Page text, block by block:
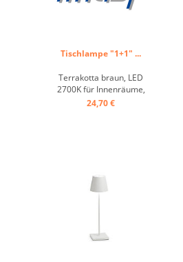
Tischlampe "1+1" ...
Terrakotta braun, LED
2700K für Innenräume,
ohne Ladestecker, Höhe
24,70 €